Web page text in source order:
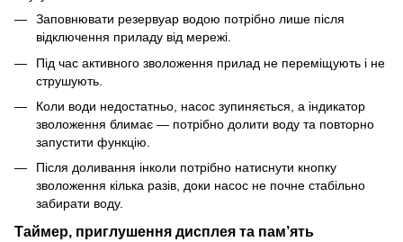
Заповнювати резервуар водою потрібно лише після
відключення приладу від мережі.
Під час активного зволоження прилад не переміщують і не
струшують.
Коли води недостатньо, насос зупиняється, а індикатор
зволоження блимає — потрібно долити воду та повторно
запустити функцію.
Після доливання інколи потрібно натиснути кнопку
зволоження кілька разів, доки насос не почне стабільно
забирати воду.
Таймер, приглушення дисплея та пам’ять